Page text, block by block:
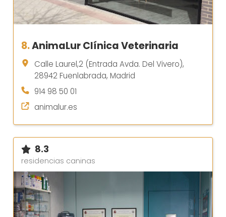
8.AnimaLur Clínica Veterinaria
Calle Laurel,2 (Entrada Avda. Del Vivero),
28942 Fuenlabrada, Madrid
914 98 50 01
animalur.es
8.3
residencias caninas